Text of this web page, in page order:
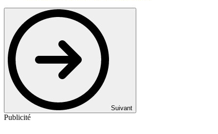
Suivant
Publicité